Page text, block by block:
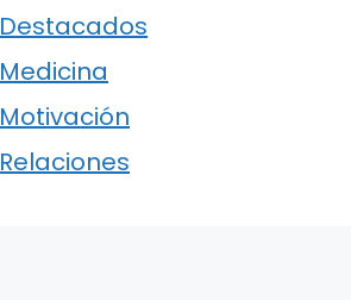
Destacados
Medicina
Motivación
Relaciones